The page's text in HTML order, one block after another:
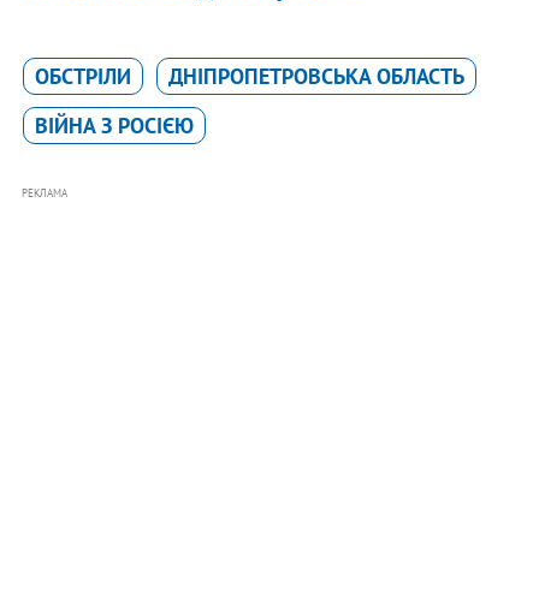
ОБСТРІЛИ
ДНІПРОПЕТРОВСЬКА ОБЛАСТЬ
ВІЙНА З РОСІЄЮ
РЕКЛАМА